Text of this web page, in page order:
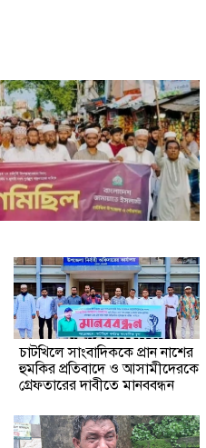
চাটখিলে সাংবাদিককে প্রান নাশের
হুমকির প্রতিবাদে ও আসামীদেরকে
গ্রেফতারের দাবীতে মানববন্ধন